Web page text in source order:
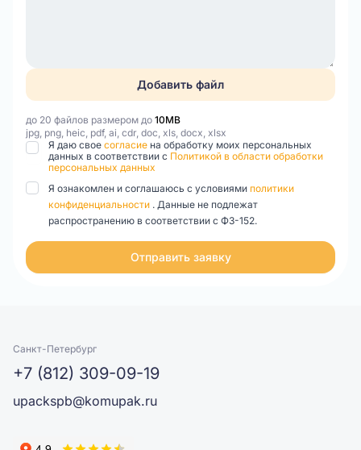
Добавить файл
до 20 файлов размером до 10MB
jpg, png, heic, pdf, ai, cdr, doc, xls, docx, xlsx
Я даю свое согласие на обработку моих персональных
данных в соответствии с Политикой в области обработки
персональных данных
Я ознакомлен и соглашаюсь с условиями политики
конфиденциальности . Данные не подлежат
распространению в соответствии с ФЗ-152.
Отправить заявку
Санкт-Петербург
+7 (812) 309-09-19
upackspb@komupak.ru